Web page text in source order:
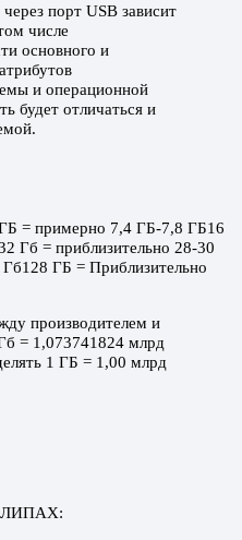
порт USB зависит
числе
основного и
и операционной
будет отличаться и
= примерно 7,4 ГБ-7,8 ГБ16
Гб = приблизительно 28-30
ГБ = Приблизительно
производителем и
= 1,073741824 млрд
1 ГБ = 1,00 млрд